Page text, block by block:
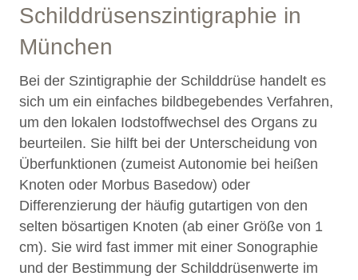
Schilddrüsenszintigraphie in
München
Bei der Szintigraphie der Schilddrüse handelt es
sich um ein einfaches bildbegebendes Verfahren,
um den lokalen Iodstoffwechsel des Organs zu
beurteilen. Sie hilft bei der Unterscheidung von
Überfunktionen (zumeist Autonomie bei heißen
Knoten oder Morbus Basedow) oder
Differenzierung der häufig gutartigen von den
selten bösartigen Knoten (ab einer Größe von 1
cm). Sie wird fast immer mit einer Sonographie
und der Bestimmung der Schilddrüsenwerte im